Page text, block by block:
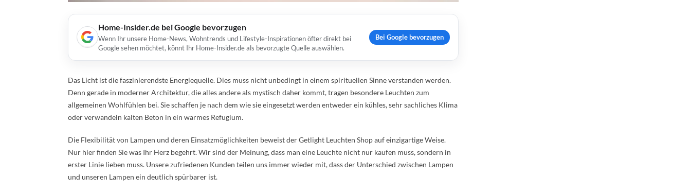
Home-Insider.de bei Google bevorzugen
Wenn Ihr unsere Home-News, Wohntrends und Lifestyle-Inspirationen öfter direkt bei
Google sehen möchtet, könnt Ihr Home-Insider.de als bevorzugte Quelle auswählen.
Bei Google bevorzugen
Das Licht ist die faszinierendste Energiequelle. Dies muss nicht unbedingt in einem spirituellen Sinne verstanden werden.
Denn gerade in moderner Architektur, die alles andere als mystisch daher kommt, tragen besondere Leuchten zum
allgemeinen Wohlfühlen bei. Sie schaffen je nach dem wie sie eingesetzt werden entweder ein kühles, sehr sachliches Klima
oder verwandeln kalten Beton in ein warmes Refugium.
Die Flexibilität von Lampen und deren Einsatzmöglichkeiten beweist der Getlight Leuchten Shop auf einzigartige Weise.
Nur hier finden Sie was Ihr Herz begehrt. Wir sind der Meinung, dass man eine Leuchte nicht nur kaufen muss, sondern in
erster Linie lieben muss. Unsere zufriedenen Kunden teilen uns immer wieder mit, dass der Unterschied zwischen Lampen
und unseren Lampen ein deutlich spürbarer ist.